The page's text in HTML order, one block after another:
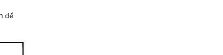
để